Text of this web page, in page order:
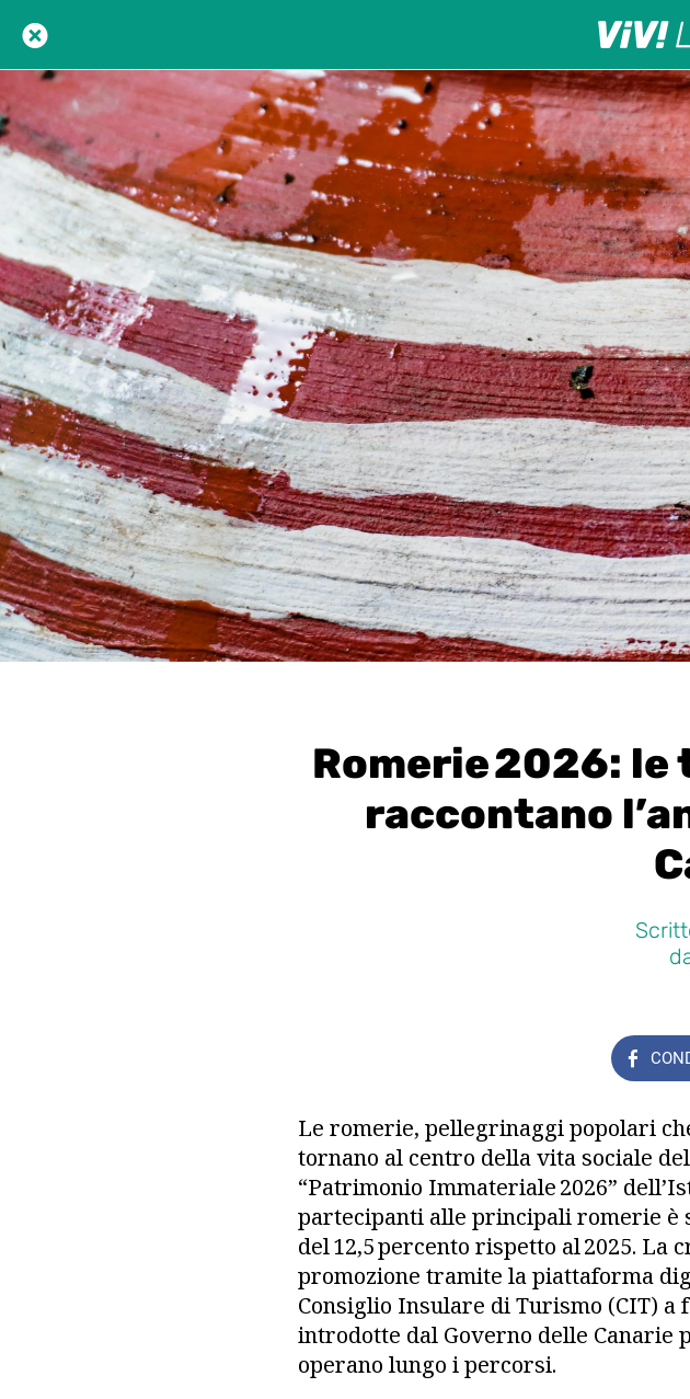
Romerie 2026:
raccontano
Le romerie, pellegrinaggi popolari
tornano al centro della vita sociale
“Patrimonio Immateriale 2026”
partecipanti alle principali romerie è
del 12,5 percento rispetto al 2025. La
promozione tramite la piattaforma
Consiglio Insulare di Turismo (CIT)
introdotte dal Governo delle Canarie
operano lungo i percorsi.